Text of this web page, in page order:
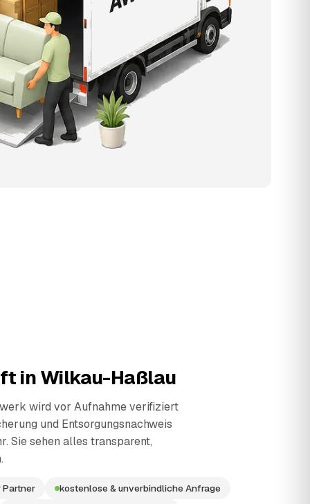
inWilkau-Haßlau
wird vor Aufnahme verifiziert
und Entsorgungsnachweis
Sie sehen alles transparent,
Partner kostenlose & unverbindliche Anfrage